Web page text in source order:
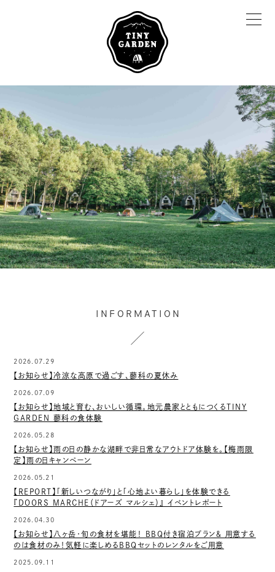
INFORMATION
2026.07.29
【お知らせ】冷涼な高原で過ごす、蓼科の夏休み
2026.07.09
【お知らせ】地域と育む、おいしい循環。地元農家とともにつくるTINY
GARDEN 蓼科の食体験
2026.05.28
【お知らせ】雨の日の静かな湖畔で非日常なアウトドア体験を。【梅雨限
定】雨の日キャンペーン
2026.05.21
【REPORT】「新しいつながり」と「心地よい暮らし」を体験できる
『DOORS MARCHE（ドアーズ マルシェ）』 イベントレポート
2026.04.30
【お知らせ】八ヶ岳・旬の食材を堪能！ BBQ付き宿泊プラン＆ 用意する
のは食材のみ！気軽に楽しめるBBQセットのレンタルをご用意
2025.09.11